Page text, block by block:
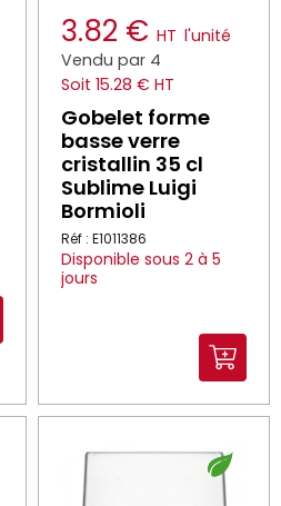
3.82 € HT l'unité
Vendu par 4
Soit 15.28 € HT
Gobelet forme
basse verre
cristallin 35 cl
Sublime Luigi
Bormioli
Réf : E1011386
Disponible sous 2 à 5
jours